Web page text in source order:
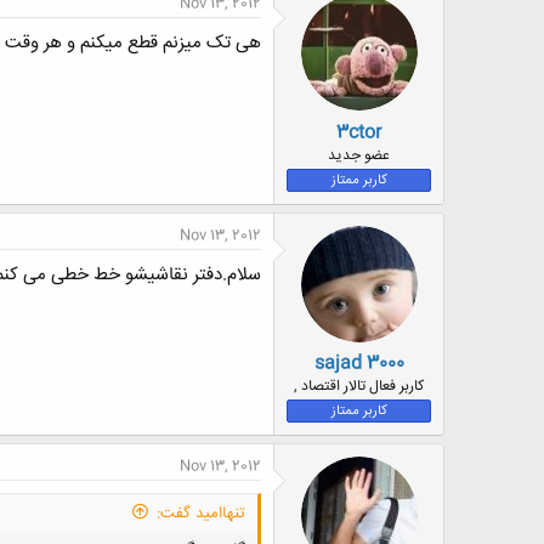
3ctor
عضو جدید
کاربر ممتاز
هی تک میزنم قطع میکنم و هر
sajad 3000
کاربر فعال تالار اقتصاد ,
کاربر ممتاز
Nov 13, 2012
سلام.دفتر نقاشیشو خط خطی می
Nov 13, 2012
تنهاامید گفت: